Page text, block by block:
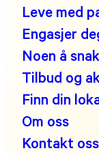
Leve med
Engasjer
Noen å
Tilbud og
Finn din
Om oss
Kontakt oss